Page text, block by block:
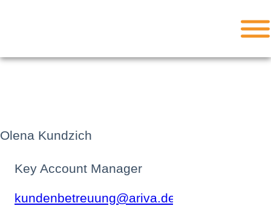
Olena Kundzich
Key Account Manager
kundenbetreuung@ariva.de